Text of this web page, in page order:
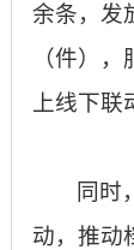
余条，发
（件）
上线下
同时
动，推动